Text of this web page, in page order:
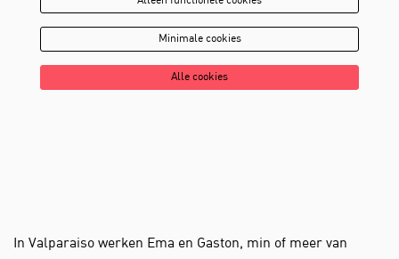
Minimale cookies
Alle cookies
In Valparaiso werken Ema en Gaston, min of meer van